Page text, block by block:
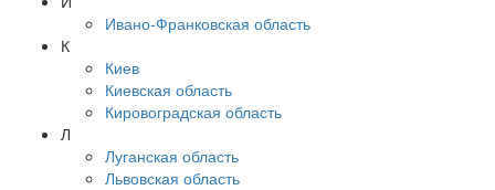
Ивано-Франковская область
К
Киев
Киевская область
Кировоградская область
Л
Луганская область
Львовская область